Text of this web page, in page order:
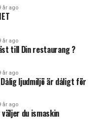
år ago
år ago
till Din restaurang ?
år ago
ljudmiljö är dåligt för
år ago
du ismaskin